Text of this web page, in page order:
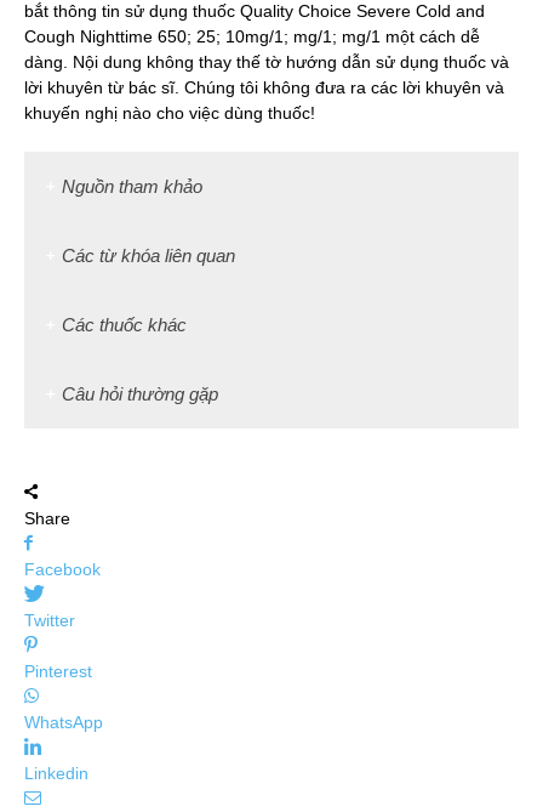
bắt thông tin sử dụng thuốc Quality Choice Severe Cold and
Cough Nighttime 650; 25; 10mg/1; mg/1; mg/1 một cách dễ
dàng. Nội dung không thay thế tờ hướng dẫn sử dụng thuốc và
lời khuyên từ bác sĩ. Chúng tôi không đưa ra các lời khuyên và
khuyến nghị nào cho việc dùng thuốc!
Nguồn tham khảo
Các từ khóa liên quan
Các thuốc khác
Câu hỏi thường gặp
Share
Facebook
Twitter
Pinterest
WhatsApp
Linkedin